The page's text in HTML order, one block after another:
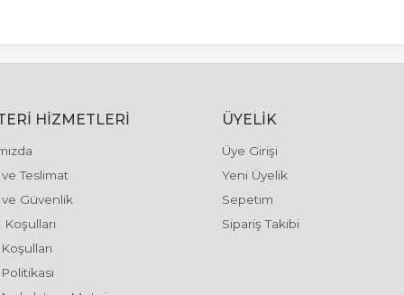
HIZMETLERI
Teslimat
ve Güvenlik
Koşulları
ÜYELIK
Üye Girişi
Yeni Üyelik
Sepetim
Sipariş Takibi